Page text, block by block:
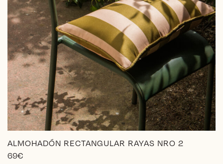
ALMOHADÓN RECTANGULAR RAYAS NRO 2
69€